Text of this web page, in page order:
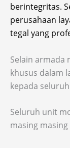
berintegritas.
perusahaan
tegal yang
Selain armada
khusus dalam
kepada
Seluruh unit
masing